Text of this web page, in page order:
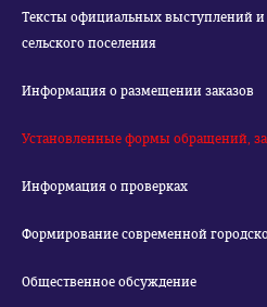
Тексты официальных выступлений и
сельского поселения
Информация о размещении заказов
Установленные формы обращений,
Информация о проверках
Формирование современной
Общественное обсуждение